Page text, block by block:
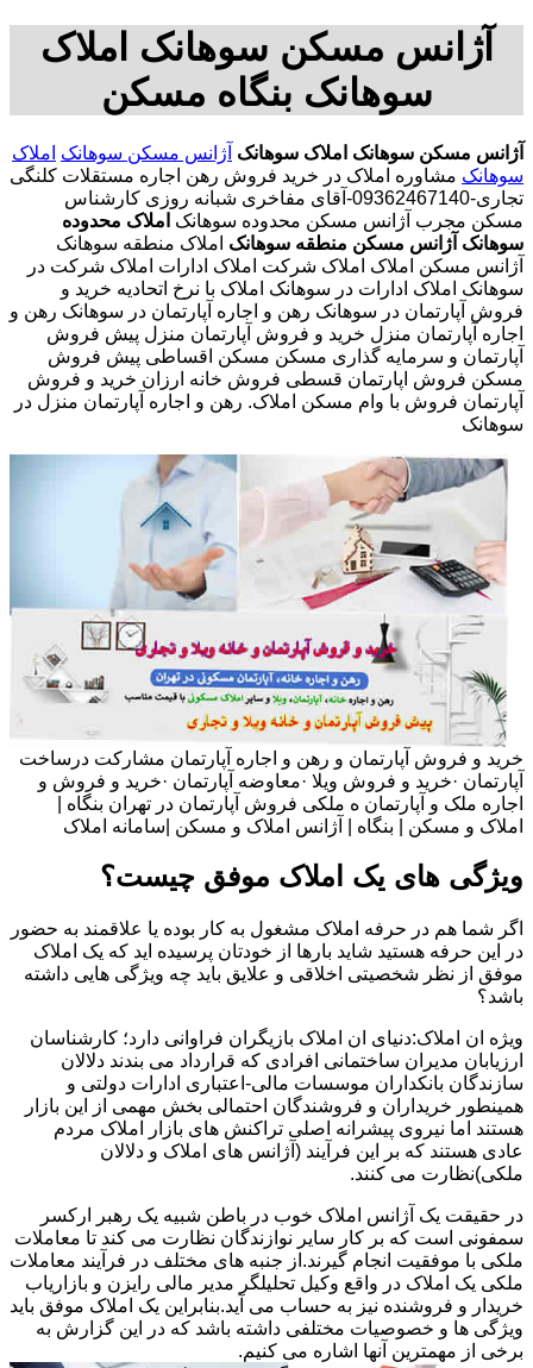
آژانس مسکن سوهانک املاک
سوهانک بنگاه مسکن
آژانس مسکن سوهانک املاک سوهانک آژانس مسکن سوهانک املاک
سوهانک مشاوره املاک در خرید فروش رهن اجاره مستقلات کلنگی
تجاری-09362467140-آقای مفاخری شبانه روزی کارشناس
مسکن مجرب آژانس مسکن محدوده سوهانک املاک محدوده
سوهانک آژانس مسکن منطقه سوهانک املاک منطقه سوهانک
آژانس مسکن املاک املاک شرکت املاک ادارات املاک شرکت در
سوهانک املاک ادارات در سوهانک املاک با نرخ اتحادیه خرید و
فروش آپارتمان در سوهانک رهن و اجاره آپارتمان در سوهانک رهن و
اجاره آپارتمان منزل خرید و فروش آپارتمان منزل پیش فروش
آپارتمان و سرمایه گذاری مسکن مسکن اقساطی پیش فروش
مسکن فروش اپارتمان قسطی فروش خانه ارزان خرید و فروش
آپارتمان فروش با وام مسکن املاک. رهن و اجاره آپارتمان منزل در
سوهانک
خرید و فروش آپارتمان و رهن و اجاره آپارتمان مشارکت درساخت
آپارتمان ·خرید و فروش ویلا ·معاوضه آپارتمان ·خرید و فروش و
اجاره ملک و آپارتمان ه ملکی فروش آپارتمان در تهران بنگاه |
املاک و مسکن | بنگاه | آژانس املاک و مسکن |سامانه املاک
ویژگی های یک املاک موفق چیست؟
اگر شما هم در حرفه املاک مشغول به کار بوده یا علاقمند به حضور
در این حرفه هستید شاید بارها از خودتان پرسیده اید که یک املاک
موفق از نظر شخصیتی اخلاقی و علایق باید چه ویژگی هایی داشته
باشد؟
ویژه ان املاک:دنیای ان املاک بازیگران فراوانی دارد؛ کارشناسان
ارزیابان مدیران ساختمانی افرادی که قرارداد می بندند دلالان
سازندگان بانکداران موسسات مالی-اعتباری ادارات دولتی و
همینطور خریداران و فروشندگان احتمالی بخش مهمی از این بازار
هستند اما نیروی پیشرانه اصلی تراکنش های بازار املاک مردم
عادی هستند که بر این فرآیند (آژانس های املاک و دلالان
ملکی)نظارت می کنند.
در حقیقت یک آژانس املاک خوب در باطن شبیه یک رهبر ارکسر
سمفونی است که بر کار سایر نوازندگان نظارت می کند تا معاملات
ملکی با موفقیت انجام گیرند.از جنبه های مختلف در فرآیند معاملات
ملکی یک املاک در واقع وکیل تحلیلگر مدیر مالی رایزن و بازاریاب
خریدار و فروشنده نیز به حساب می آید.بنابراین یک املاک موفق باید
ویژگی ها و خصوصیات مختلفی داشته باشد که در این گزارش به
برخی از مهمترین آنها اشاره می کنیم.